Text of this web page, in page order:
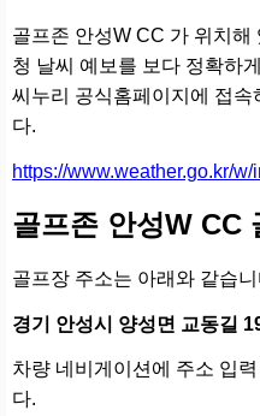
골프존 안성W CC 가 위치
청 날씨 예보를 보다 정확하
씨누리 공식홈페이지에 접속
다.
https://www.weather.go.kr/
골프존 안성W CC
골프장 주소는 아래와 같습니
경기 안성시 양성면 교동길
차량 네비게이션에 주소 입
다.